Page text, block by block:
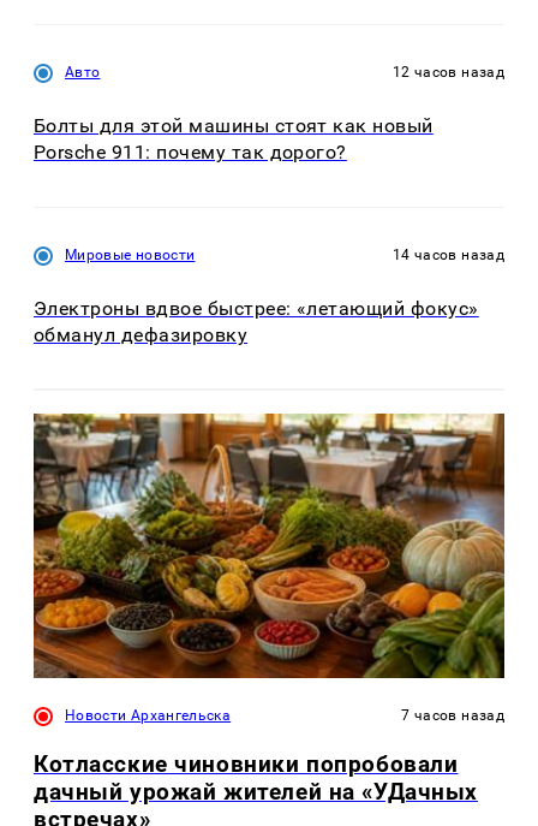
Авто 12 часов назад
Болты для этой машины стоят как новый
Porsche 911: почему так дорого?
Мировые новости 14 часов назад
Электроны вдвое быстрее: «летающий фокус»
обманул дефазировку
Новости Архангельска 7 часов назад
Котласские чиновники попробовали
дачный урожай жителей на «УДачных
встречах»